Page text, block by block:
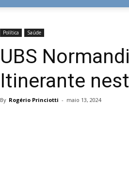
Política Saúde
UBS
Itinerante
By Rogério Princiotti - maio 13, 2024